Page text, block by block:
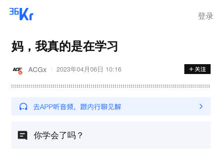
登录
妈，我真的是在学习
ACGx 2023年04月06日 10:16
你学会了吗？